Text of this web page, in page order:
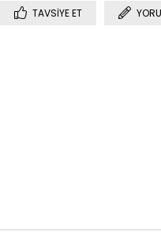
TAVSIYE ET